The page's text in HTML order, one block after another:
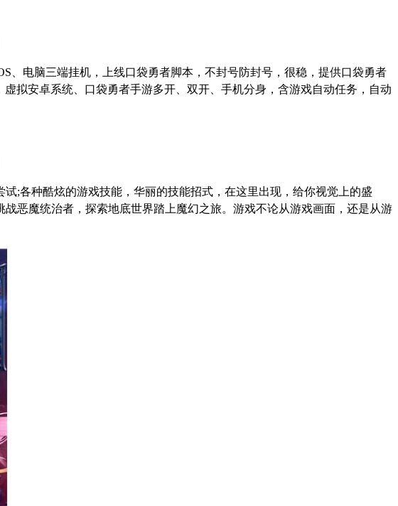
、电脑三端挂机，上线口袋勇者脚本，不封号防封号，很稳，提供口袋勇者
拟安卓系统、口袋勇者手游多开、双开、手机分身，含游戏自动任务，自动
试;各种酷炫的游戏技能，华丽的技能招式，在这里出现，给你视觉上的盛
恶魔统治者，探索地底世界踏上魔幻之旅。游戏不论从游戏画面，还是从游